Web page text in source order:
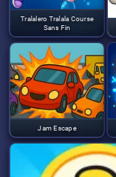
Tralalero Tralala Course
Sans Fin
Jam Escape